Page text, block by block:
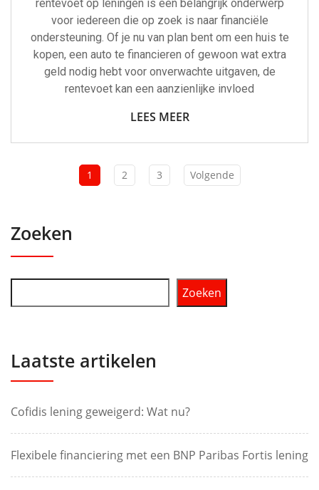
rentevoet op leningen is een belangrijk onderwerp
voor iedereen die op zoek is naar financiële
ondersteuning. Of je nu van plan bent om een huis te
kopen, een auto te financieren of gewoon wat extra
geld nodig hebt voor onverwachte uitgaven, de
rentevoet kan een aanzienlijke invloed
LEES MEER
1 2 3 Volgende
Zoeken
Zoeken
Laatste artikelen
Cofidis lening geweigerd: Wat nu?
Flexibele financiering met een BNP Paribas Fortis lening